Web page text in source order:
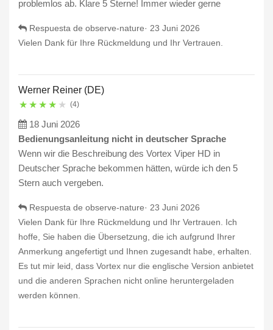
problemlos ab. Klare 5 Sterne! Immer wieder gerne
Respuesta de observe-nature· 23 Juni 2026
Vielen Dank für Ihre Rückmeldung und Ihr Vertrauen.
Werner Reiner (DE)
★ ★ ★ ★ ★ (4)
18 Juni 2026
Bedienungsanleitung nicht in deutscher Sprache
Wenn wir die Beschreibung des Vortex Viper HD in
Deutscher Sprache bekommen hätten, würde ich den 5
Stern auch vergeben.
Respuesta de observe-nature· 23 Juni 2026
Vielen Dank für Ihre Rückmeldung und Ihr Vertrauen. Ich
hoffe, Sie haben die Übersetzung, die ich aufgrund Ihrer
Anmerkung angefertigt und Ihnen zugesandt habe, erhalten.
Es tut mir leid, dass Vortex nur die englische Version anbietet
und die anderen Sprachen nicht online heruntergeladen
werden können.